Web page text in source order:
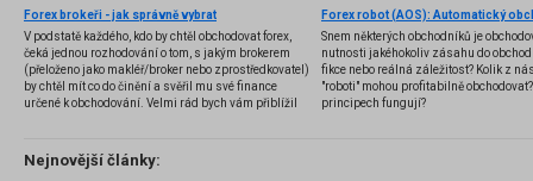
Forex brokeři - jak správně vybrat
V podstatě každého, kdo by chtěl obchodovat forex,
čeká jednou rozhodování o tom, s jakým brokerem
(přeloženo jako makléř/broker nebo zprostředkovatel)
by chtěl mít co do činění a svěřil mu své finance
určené k obchodování. Velmi rád bych vám přiblížil
několik příkladů nejznámějších z nich.
Snem některých obchodníků je
nutnosti jakéhokoliv zásahu do
fikce nebo reálná záležitost? Kolik z
"roboti" mohou profitabilně
principech fungují?
Nejnovější články: